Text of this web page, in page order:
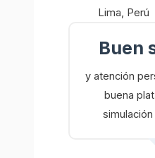
Lima, Perú
Buen
y atención
buena